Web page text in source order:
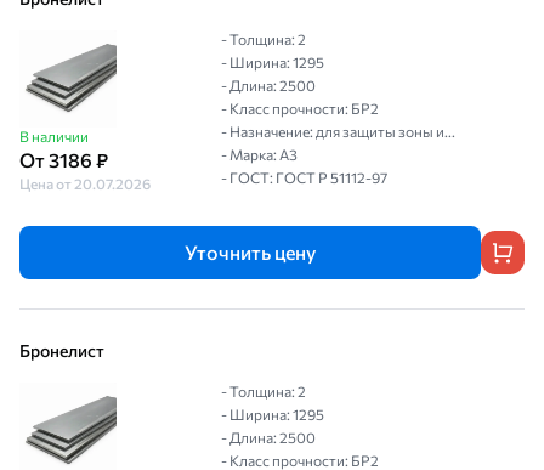
В наличии
От 3186 ₽
Цена от 20.07.2026
- Толщина: 2
- Ширина: 1295
- Длина: 2500
- Класс прочности: БР2
- Назначение: для защиты зоны и...
- Марка: А3
- ГОСТ: ГОСТ P 51112-97
Уточнить цену
Бронелист
- Толщина: 2
- Ширина: 1295
- Длина: 2500
- Класс прочности: БР2